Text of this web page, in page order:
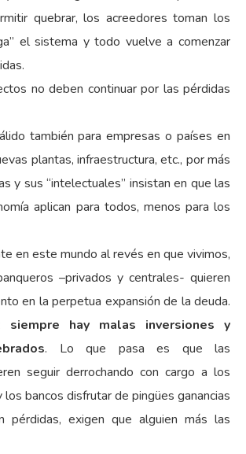
quebrar, los acreedores toman los
el sistema y todo vuelve a comenzar
no deben continuar por las pérdidas
también para empresas o países en
plantas, infraestructura, etc., por más
y sus “intelectuales” insistan en que las
aplican para todos, menos para los
en este mundo al revés en que vivimos,
–privados y centrales- quieren
en la perpetua expansión de la deuda.
siempre hay malas inversiones y
. Lo que pasa es que las
seguir derrochando con cargo a los
bancos disfrutar de pingües ganancias
pérdidas, exigen que alguien más las